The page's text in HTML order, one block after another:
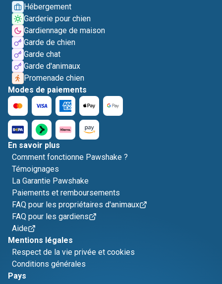
Hébergement
Garderie pour chien
Gardiennage de maison
Garde de chien
Garde chat
Garde d'animaux
Promenade chien
Modes de paiements
En savoir plus
Comment fonctionne Pawshake ?
Témoignages
La Garantie Pawshake
Paiements et remboursements
FAQ pour les propriétaires d'animaux
FAQ pour les gardiens
Aide
Mentions légales
Respect de la vie privée et cookies
Conditions générales
Pays